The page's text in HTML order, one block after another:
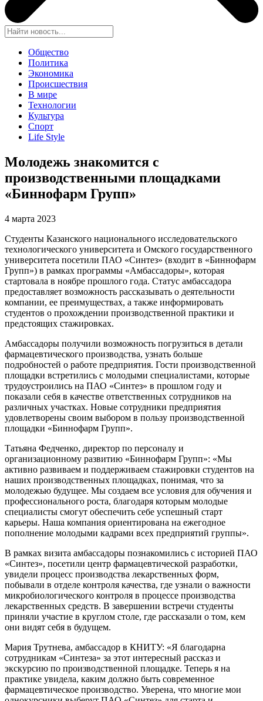
Общество
Политика
Экономика
Происшествия
В мире
Технологии
Культура
Спорт
Life Style
Молодежь знакомится с
производственными площадками
«Биннофарм Групп»
4 марта 2023
Студенты Казанского национального исследовательского
технологического университета и Омского государственного
университета посетили ПАО «Синтез» (входит в «Биннофарм
Групп») в рамках программы «Амбассадоры», которая
стартовала в ноябре прошлого года. Статус амбассадора
предоставляет возможность рассказывать о деятельности
компании, ее преимуществах, а также информировать
студентов о прохождении производственной практики и
предстоящих стажировках.
Амбассадоры получили возможность погрузиться в детали
фармацевтического производства, узнать больше
подробностей о работе предприятия. Гости производственной
площадки встретились с молодыми специалистами, которые
трудоустроились на ПАО «Синтез» в прошлом году и
показали себя в качестве ответственных сотрудников на
различных участках. Новые сотрудники предприятия
удовлетворены своим выбором в пользу производственной
площадки «Биннофарм Групп».
Татьяна Федченко, директор по персоналу и
организационному развитию «Биннофарм Групп»: «Мы
активно развиваем и поддерживаем стажировки студентов на
наших производственных площадках, понимая, что за
молодежью будущее. Мы создаем все условия для обучения и
профессионального роста, благодаря которым молодые
специалисты смогут обеспечить себе успешный старт
карьеры. Наша компания ориентирована на ежегодное
пополнение молодыми кадрами всех предприятий группы».
В рамках визита амбассадоры познакомились с историей ПАО
«Синтез», посетили центр фармацевтической разработки,
увидели процесс производства лекарственных форм,
побывали в отделе контроля качества, где узнали о важности
микробиологического контроля в процессе производства
лекарственных средств. В завершении встречи студенты
приняли участие в круглом столе, где рассказали о том, кем
они видят себя в будущем.
Мария Трутнева, амбассадор в КНИТУ: «Я благодарна
сотрудникам «Синтеза» за этот интересный рассказ и
экскурсию по производственной площадке. Теперь я на
практике увидела, каким должно быть современное
фармацевтическое производство. Уверена, что многие мои